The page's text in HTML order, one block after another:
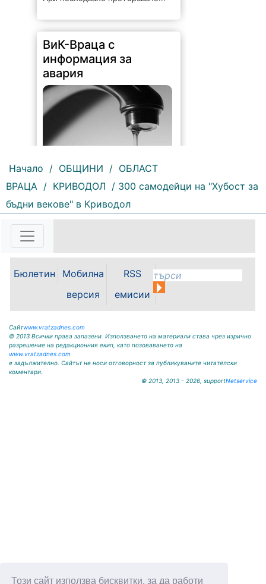
Този сайт използва бисквитки, за да работи
ВиК-Враца с
информация за
авария
215 | 2026-08-07 10:31:48
"Водоснабдяване и канализация“
ООД – Враца уведомява своите
спряно водоподаването в
07.08.2026г. до отстраняване на
аварията. Тел.: 092 66 11 19 Тел.:
0889 316...
Начало / ОБЩИНИ / ОБЛАСТ
ВРАЦА / КРИВОДОЛ / 300 самодейци на "Хубост за
бъдни векове" в Криводол
Бюлетин
Мобилна
версия
RSS
емисии
Сайтwww.vratzadnes.com
© 2013 Всички права запазени. Използването на материали става чрез изрично
разрешение на редакционния екип, като позоваването на
www.vratzadnes.com
е задължително. Сайтът не носи отговорност за публикуваните читателски
коментари.
© 2013, 2013 - 2026, supportNetservice